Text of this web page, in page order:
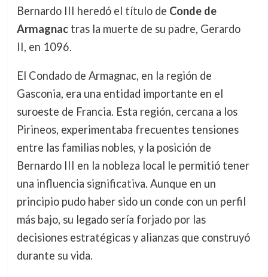
Bernardo III heredó el título de Conde de
Armagnactras la muerte de su padre, Gerardo
II, en 1096.
El Condado de Armagnac, en la región de
Gasconia, era una entidad importante en el
suroeste de Francia. Esta región, cercana a los
Pirineos, experimentaba frecuentes tensiones
entre las familias nobles, y la posición de
Bernardo III en la nobleza local le permitió tener
una influencia significativa. Aunque en un
principio pudo haber sido un conde con un perfil
más bajo, su legado sería forjado por las
decisiones estratégicas y alianzas que construyó
durante su vida.